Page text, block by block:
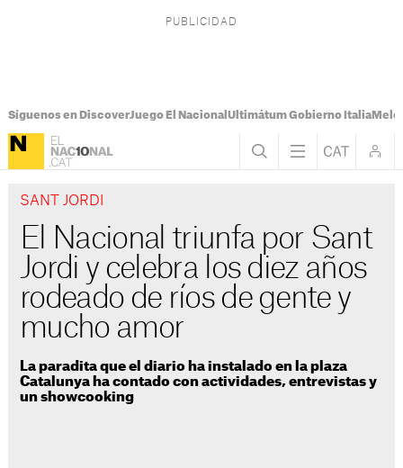
Síguenos en DiscoverJuego El Nacional Ultimátum Gobierno Italia
SANT JORDI
El Nacional triunfa por Sant
Jordi y celebra los diez años
rodeado de ríos de gente y
mucho amor
La paradita que el diario ha instalado en la plaza
Catalunya ha contado con actividades, entrevistas y
un showcooking